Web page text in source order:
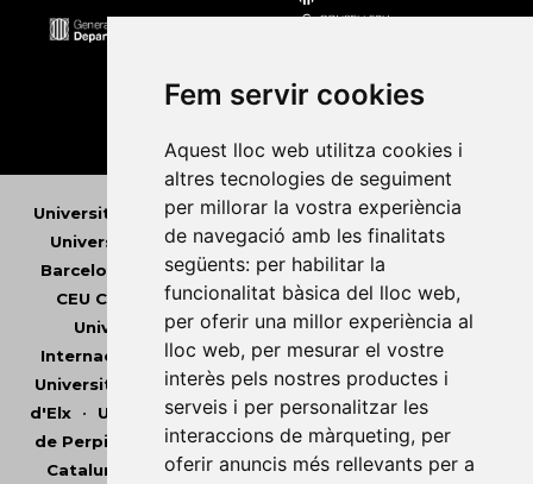
Fem servir cookies
Aquest lloc web utilitza cookies i
altres tecnologies de seguiment
per millorar la vostra experiència
de navegació amb les finalitats
següents: per habilitar la
funcionalitat bàsica del lloc web,
per oferir una millor experiència al
lloc web, per mesurar el vostre
interès pels nostres productes i
serveis i per personalitzar les
interaccions de màrqueting, per
oferir anuncis més rellevants per a
Universitat Abat Oliba CEU • Universitat d'Alacant
Universitat d'Andorra•Universitat Autònoma de
Barcelona
Universitat de Barcelona •
CEU Cardenal Herrera•Universitat de Girona•
Universitat de les Illes Balears•Universitat
Internacional de Catalunya•Universitat Jaume I
Universitat de Lleida•Universitat Miguel Hernández
d'Elx• Universitat Oberta de Catalunya•Universitat
de Perpinyà Via Domitia•Universitat Politècnica de
Catalunya
Universitat Politècnica de València •